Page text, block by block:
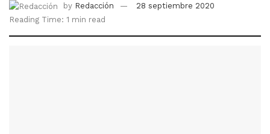
by Redacción
28 septiembre 2020
Reading Time: 1 min read